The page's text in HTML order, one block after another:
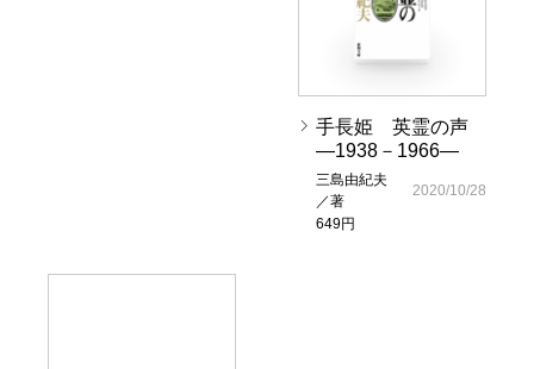
手長姫 英霊の声
―1938－1966―
三島由紀夫
／著
649円
2020/10/28